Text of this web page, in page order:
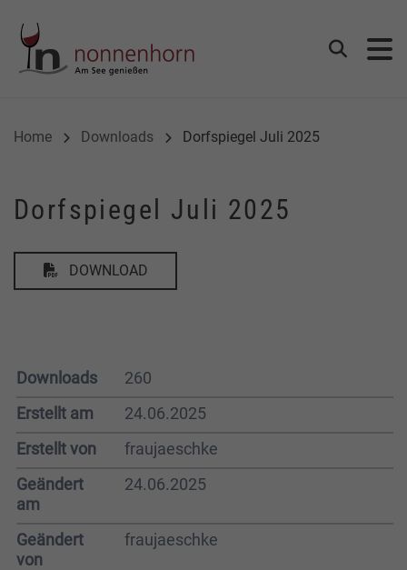
Suchen
Home Downloads Dorfspiegel Juli 2025
Dorfspiegel Juli 2025
DOWNLOAD
Downloads
260
Erstellt am
24.06.2025
Erstellt von
fraujaeschke
Geändert
am
24.06.2025
Geändert
von
fraujaeschke